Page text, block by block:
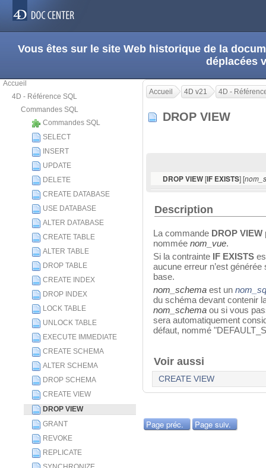
Vous êtes sur le site Web historique de la
déplacées
Accueil
4D - Référence SQL
Commandes SQL
Commandes SQL
SELECT
INSERT
UPDATE
DELETE
CREATE DATABASE
USE DATABASE
ALTER DATABASE
CREATE TABLE
ALTER TABLE
DROP TABLE
CREATE INDEX
DROP INDEX
LOCK TABLE
UNLOCK TABLE
EXECUTE IMMEDIATE
CREATE SCHEMA
ALTER SCHEMA
DROP SCHEMA
CREATE VIEW
DROP VIEW
GRANT
REVOKE
REPLICATE
Accueil 4D v21 4D -
DROP VIEW
DROP VIEW[IF EXISTS] [
Description
La commande DROP VIEW
nommée nom_vue.
Si la contrainte
IF EXISTS
aucune erreur n’est
base.
nom_schema est un
du schéma devant contenir
nom_schema ou si vous
sera automatiquement
défaut, nommé
Voir aussi
CREATE VIEW
Page préc. Page suiv.